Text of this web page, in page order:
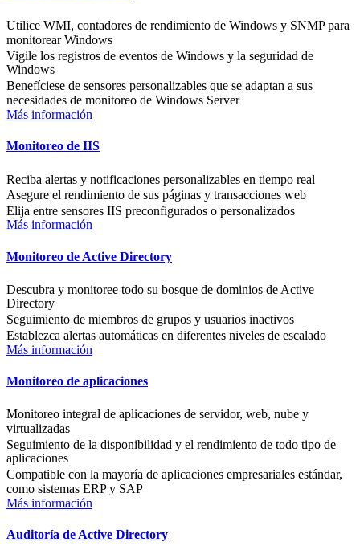
Utilice WMI, contadores de rendimiento de Windows y SNMP para
monitorear Windows
Vigile los registros de eventos de Windows y la seguridad de
Windows
Benefíciese de sensores personalizables que se adaptan a sus
necesidades de monitoreo de Windows Server
Más información
Monitoreo de IIS
Reciba alertas y notificaciones personalizables en tiempo real
Asegure el rendimiento de sus páginas y transacciones web
Elija entre sensores IIS preconfigurados o personalizados
Más información
Monitoreo de Active Directory
Descubra y monitoree todo su bosque de dominios de Active
Directory
Seguimiento de miembros de grupos y usuarios inactivos
Establezca alertas automáticas en diferentes niveles de escalado
Más información
Monitoreo de aplicaciones
Monitoreo integral de aplicaciones de servidor, web, nube y
virtualizadas
Seguimiento de la disponibilidad y el rendimiento de todo tipo de
aplicaciones
Compatible con la mayoría de aplicaciones empresariales estándar,
como sistemas ERP y SAP
Más información
Auditoría de Active Directory